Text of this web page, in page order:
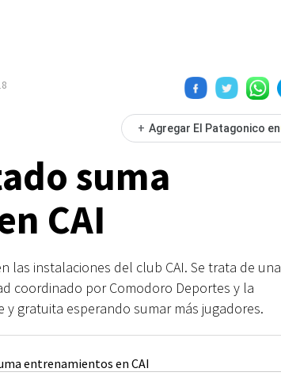
+ Agregar El Patagonico en
suma
CAI
las instalaciones del club CAI. Se trata de una
coordinado por Comodoro Deportes y la
y gratuita esperando sumar más jugadores.